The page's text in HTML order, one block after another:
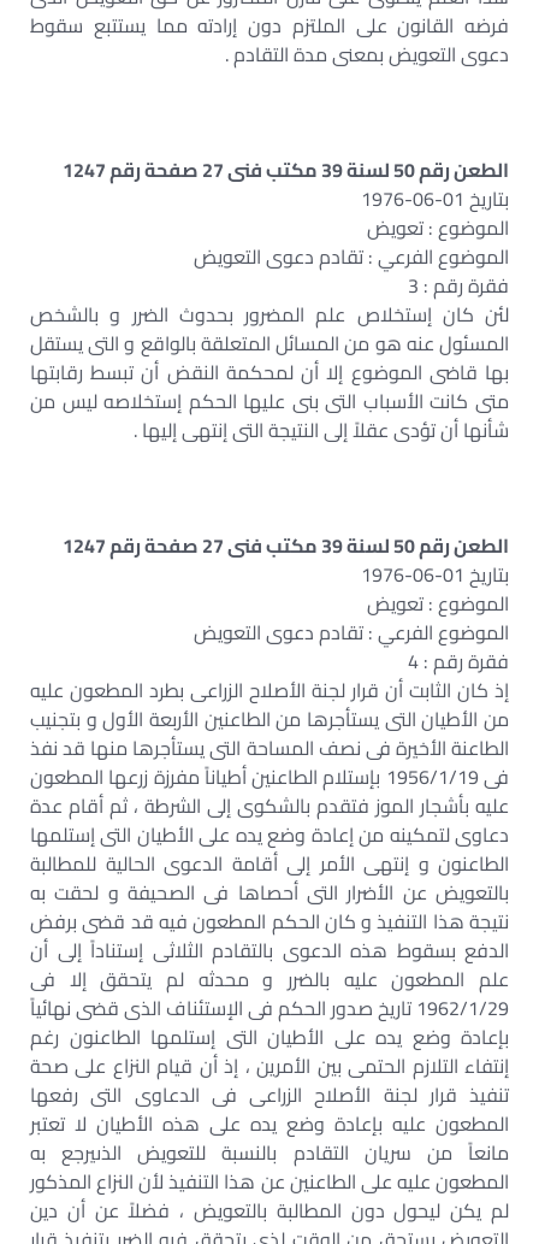
فرضه القانون على الملتزم دون إرادته مما يستتبع سقوط
دعوى التعويض بمعنى مدة التقادم .
الطعن رقم 50 لسنة 39 مكتب فنى 27 صفحة رقم 1247
بتاريخ 01-06-1976
الموضوع : تعويض
الموضوع الفرعي : تقادم دعوى التعويض
فقرة رقم : 3
لئن كان إستخلاص علم المضرور بحدوث الضرر و بالشخص
المسئول عنه هو من المسائل المتعلقة بالواقع و التى يستقل
بها قاضى الموضوع إلا أن لمحكمة النقض أن تبسط رقابتها
متى كانت الأسباب التى بنى عليها الحكم إستخلاصه ليس من
شأنها أن تؤدى عقلاً إلى النتيجة التى إنتهى إليها .
الطعن رقم 50 لسنة 39 مكتب فنى 27 صفحة رقم 1247
بتاريخ 01-06-1976
الموضوع : تعويض
الموضوع الفرعي : تقادم دعوى التعويض
فقرة رقم : 4
إذ كان الثابت أن قرار لجنة الأصلاح الزراعى بطرد المطعون عليه
من الأطيان التى يستأجرها من الطاعنين الأربعة الأول و بتجنيب
الطاعنة الأخيرة فى نصف المساحة التى يستأجرها منها قد نفذ
فى 1956/1/19 بإستلام الطاعنين أطياناً مفرزة زرعها المطعون
عليه بأشجار الموز فتقدم بالشكوى إلى الشرطة ، ثم أقام عدة
دعاوى لتمكينه من إعادة وضع يده على الأطيان التى إستلمها
الطاعنون و إنتهى الأمر إلى أقامة الدعوى الحالية للمطالبة
بالتعويض عن الأضرار التى أحصاها فى الصحيفة و لحقت به
نتيجة هذا التنفيذ و كان الحكم المطعون فيه قد قضى برفض
الدفع بسقوط هذه الدعوى بالتقادم الثلاثى إستناداً إلى أن
علم المطعون عليه بالضرر و محدثه لم يتحقق إلا فى
1962/1/29 تاريخ صدور الحكم فى الإستئناف الذى قضى نهائياً
بإعادة وضع يده على الأطيان التى إستلمها الطاعنون رغم
إنتفاء التلازم الحتمى بين الأمرين ، إذ أن قيام النزاع على صحة
تنفيذ قرار لجنة الأصلاح الزراعى فى الدعاوى التى رفعها
المطعون عليه بإعادة وضع يده على هذه الأطيان لا تعتبر
مانعاً من سريان التقادم بالنسبة للتعويض الذىيرجع به
المطعون عليه على الطاعنين عن هذا التنفيذ لأن النزاع المذكور
لم يكن ليحول دون المطالبة بالتعويض ، فضلاً عن أن دين